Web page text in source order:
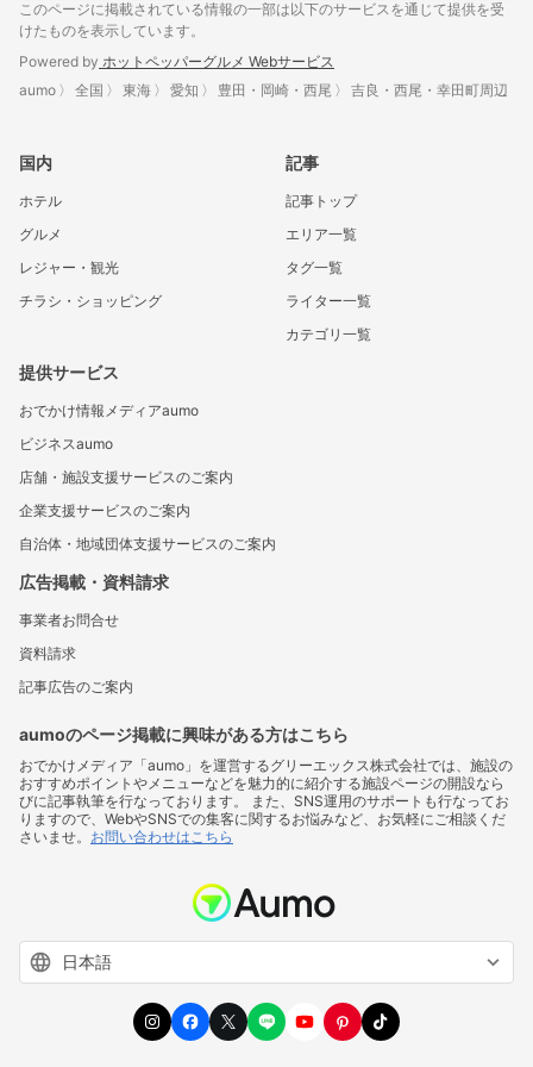
このページに掲載されている情報の一部は以下のサービスを通じて提供を受
けたものを表示しています。
Powered by ホットペッパーグルメ Webサービス
aumo
全国 東海 愛知 豊田・岡崎・西尾 吉良・西尾・幸田町周辺
国内
ホテル
グルメ
レジャー・観光
チラシ・ショッピング
記事
記事トップ
エリア一覧
タグ一覧
ライター一覧
カテゴリ一覧
提供サービス
おでかけ情報メディアaumo
ビジネスaumo
店舗・施設支援サービスのご案内
企業支援サービスのご案内
自治体・地域団体支援サービスのご案内
広告掲載・資料請求
事業者お問合せ
資料請求
記事広告のご案内
aumoのページ掲載に興味がある方はこちら
おでかけメディア「aumo」を運営するグリーエックス株式会社では、施設の
おすすめポイントやメニューなどを魅力的に紹介する施設ページの開設なら
びに記事執筆を行なっております。 また、SNS運用のサポートも行なってお
りますので、WebやSNSでの集客に関するお悩みなど、お気軽にご相談くだ
さいませ。 お問い合わせはこちら